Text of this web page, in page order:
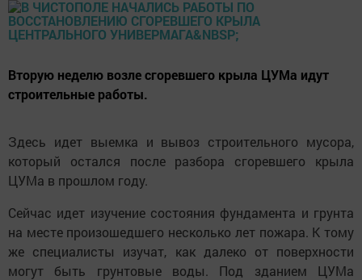
Вторую неделю возле сгоревшего крыла ЦУМа идут
строительные работы.
Здесь идет выемка и вывоз строительного мусора,
который остался после разбора сгоревшего крыла
ЦУМа в прошлом году.
Сейчас идет изучение состояния фундамента и грунта
на месте произошедшего несколько лет пожара. К тому
же специалисты изучат, как далеко от поверхности
могут быть грунтовые воды. Под зданием ЦУМа